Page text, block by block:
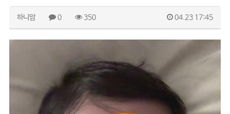
하니맘 0 350 04.23 17:45